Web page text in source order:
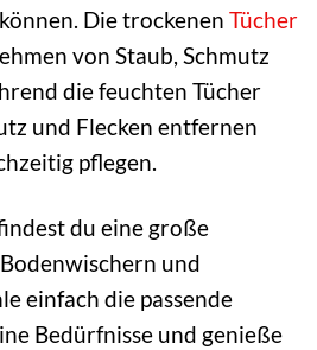
Die trockenen Tücher
von Staub, Schmutz
die feuchten Tücher
und Flecken entfernen
pflegen.
du eine große
und
einfach die passende
Bedürfnisse und genieße